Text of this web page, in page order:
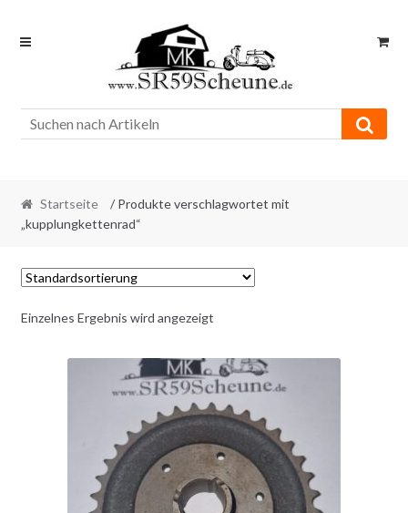
Skip
Skip
Startseite
/ Produkte verschlagwortet mit
„kupplungkettenrad“
Einzelnes Ergebnis wird angezeigt